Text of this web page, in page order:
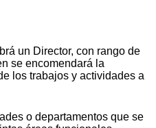
un Director, con rango de
se encomendará la
los trabajos y actividades a
o departamentos que se